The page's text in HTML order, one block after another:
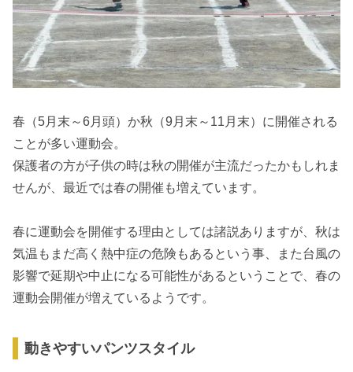
春（5月末～6月頭）か秋（9月末～11月末）に開催される
ことが多い運動会。
保護者の方が子供の時は秋の開催が主流だったかもしれま
せんが、最近では春の開催も増えています。
春に運動会を開催する理由としては諸説ありますが、秋は
気温もまだ高く熱中症の危険もあるという事、また台風の
影響で延期や中止になる可能性があるということで、春の
運動会開催が増えているようです。
動きやすいパンツスタイル